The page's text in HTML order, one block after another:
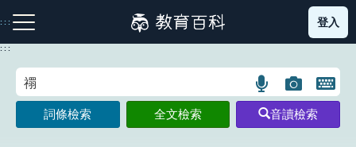
到
主
:::
注音索引圖示 筆畫索引圖示 部首索引表圖示
登入
:::
語
言
搜
圖
片
搜
開
鍵
詞條檢索 全文檢索 音讀檢索